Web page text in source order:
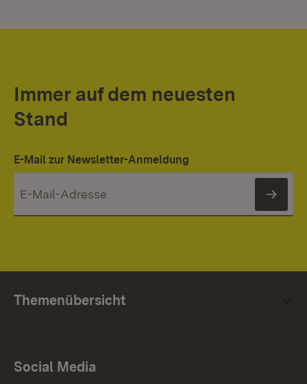
Immer auf dem neuesten
Stand
E-Mail zur Newsletter-Anmeldung
Themenübersicht
Social Media